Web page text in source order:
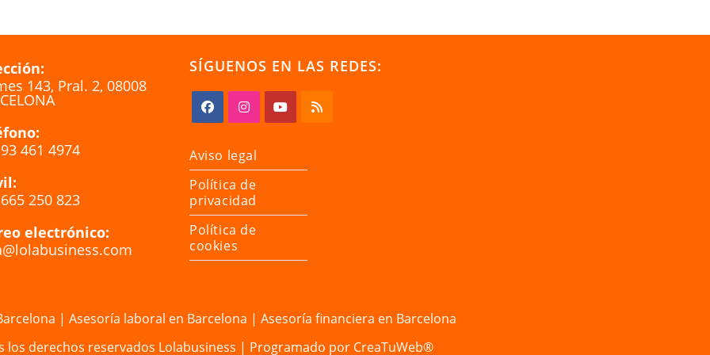
143, Pral. 2, 08008
461 4974
250 823
electrónico:
Se
SÍGUENOS EN LAS REDES:
abre
en
una
nueva
pestaña
abre
en
una
nueva
pestaña
en
nueva
en
nueva
Aviso legal
Política de
privacidad
Política de
cookies
| Asesoría laboral en Barcelona | Asesoría financiera en Barcelona
los derechos reservados Lolabusiness | Programado por CreaTuWeb®